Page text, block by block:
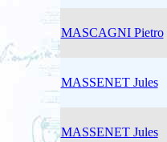
MASCAGNI Pietro
MASSENET Jules
MASSENET Jules